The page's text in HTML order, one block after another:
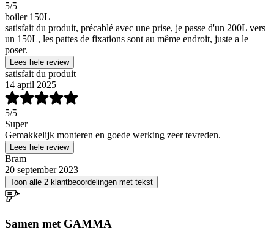
5/5
boiler 150L
satisfait du produit, précablé avec une prise, je passe d'un 200L vers
un 150L, les pattes de fixations sont au même endroit, juste a le
poser.
Lees hele review
satisfait du produit
14 april 2025
5/5
Super
Gemakkelijk monteren en goede werking zeer tevreden.
Lees hele review
Bram
20 september 2023
Toon alle 2 klantbeoordelingen met tekst
Samen met GAMMA